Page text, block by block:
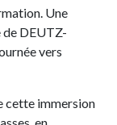
Une
de DEUTZ-
vers
cette immersion